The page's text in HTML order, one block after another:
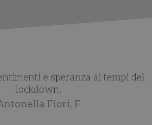
e speranza ai tempi del
lockdown.
Fiori, F